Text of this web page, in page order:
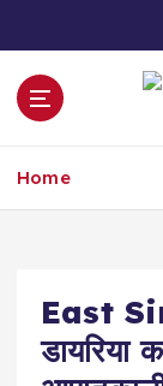
o
Home
East
डायरिया